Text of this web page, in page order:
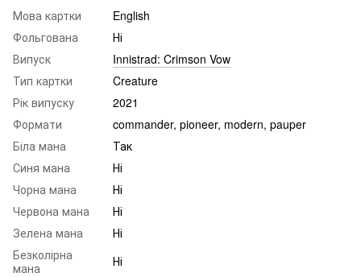
Мова картки
English
Фольгована
Ні
Випуск
Innistrad: Crimson Vow
Тип картки
Creature
Рік випуску
2021
Формати
commander, pioneer, modern, pauper
Біла мана
Так
Синя мана
Ні
Чорна мана
Ні
Червона мана
Ні
Зелена мана
Ні
Безколірна
мана
Ні